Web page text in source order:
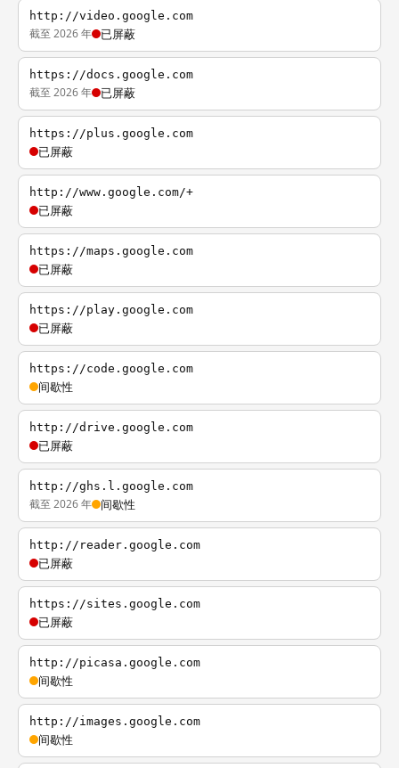
http://video.google.com
截至 2026 年 已屏蔽
https://docs.google.com
截至 2026 年 已屏蔽
https://plus.google.com
已屏蔽
http://www.google.com/+
已屏蔽
https://maps.google.com
已屏蔽
https://play.google.com
已屏蔽
https://code.google.com
间歇性
http://drive.google.com
已屏蔽
http://ghs.l.google.com
截至 2026 年 间歇性
http://reader.google.com
已屏蔽
https://sites.google.com
已屏蔽
http://picasa.google.com
间歇性
http://images.google.com
间歇性